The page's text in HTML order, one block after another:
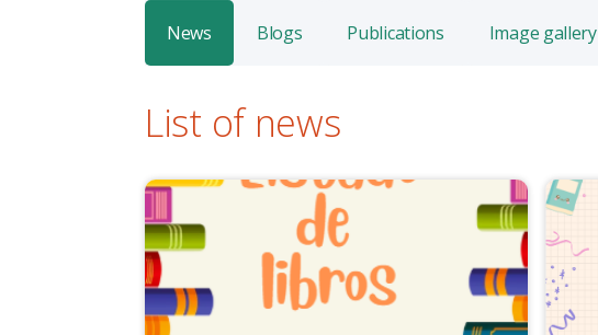
News Blogs Publications Image gallery
List of news